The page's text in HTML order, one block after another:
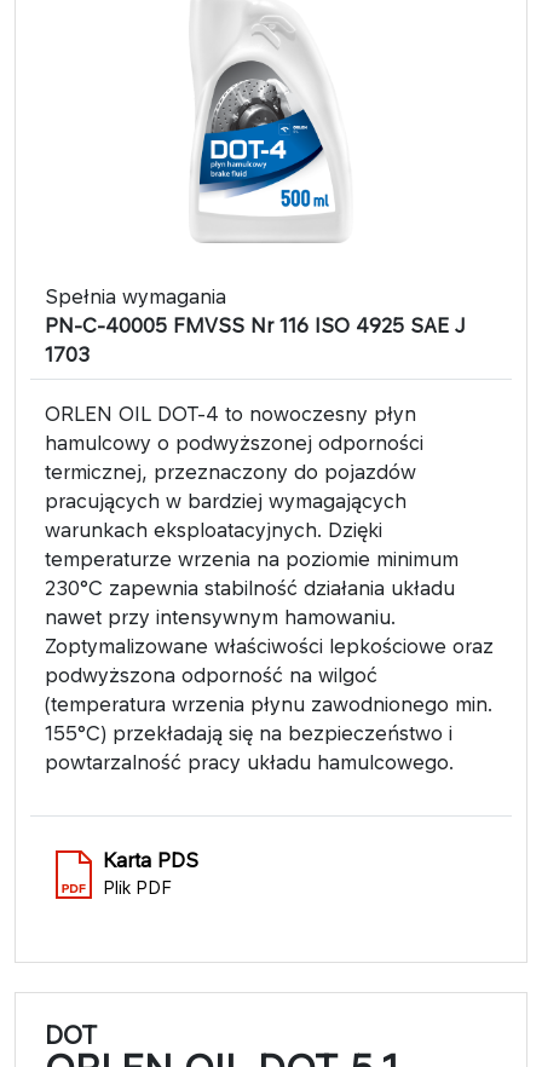
Spełnia wymagania
PN-C-40005 FMVSS Nr 116 ISO 4925 SAE J
1703
ORLEN OIL DOT-4 to nowoczesny płyn
hamulcowy o podwyższonej odporności
termicznej, przeznaczony do pojazdów
pracujących w bardziej wymagających
warunkach eksploatacyjnych. Dzięki
temperaturze wrzenia na poziomie minimum
230°C zapewnia stabilność działania układu
nawet przy intensywnym hamowaniu.
Zoptymalizowane właściwości lepkościowe oraz
podwyższona odporność na wilgoć
(temperatura wrzenia płynu zawodnionego min.
155°C) przekładają się na bezpieczeństwo i
powtarzalność pracy układu hamulcowego.
Karta PDS
Plik PDF
DOT